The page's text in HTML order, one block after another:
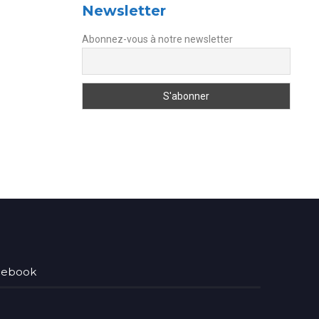
Newsletter
Abonnez-vous à notre newsletter